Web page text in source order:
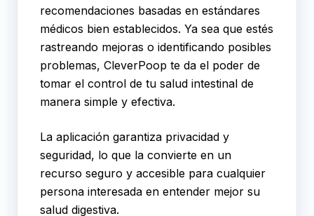
recomendaciones basadas en estándares
médicos bien establecidos. Ya sea que estés
rastreando mejoras o identificando posibles
problemas, CleverPoop te da el poder de
tomar el control de tu salud intestinal de
manera simple y efectiva.
La aplicación garantiza privacidad y
seguridad, lo que la convierte en un
recurso seguro y accesible para cualquier
persona interesada en entender mejor su
salud digestiva.